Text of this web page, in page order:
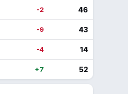
-2 46
-9 43
-4 14
+7 52